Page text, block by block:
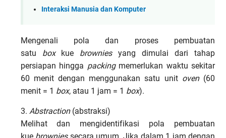
Interaksi Manusia dan Komputer
Mengenali pola dan proses pembuatan
satu box kue browniesyang dimulai dari tahap
persiapan hingga packing memerlukan waktu sekitar
60 menit dengan menggunakan satu unit oven(60
menit = 1 box, atau 1 jam = 1 box).
3. Abstraction (abstraksi)
Melihat dan mengidentifikasi pola pembuatan